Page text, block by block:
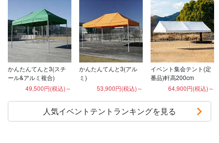
かんたんてんと3(スチ
ール&アルミ複合)
49,500円(税込)～
かんたんてんと3(アル
ミ)
53,900円(税込)～
イベント集会テント(定
番品)軒高200cm
64,900円(税込)～
人気イベントテントランキングを見る